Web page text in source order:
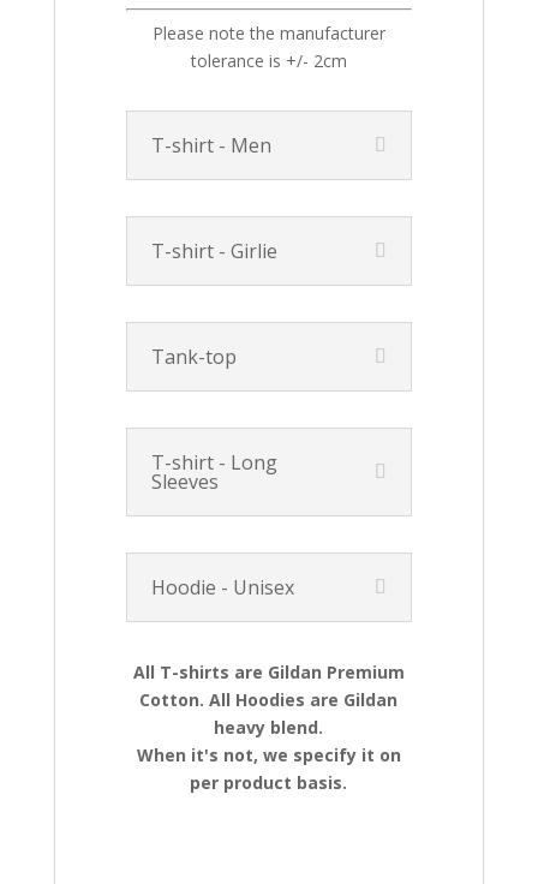
Please note the manufacturer
tolerance is +/- 2cm
T-shirt - Men
T-shirt - Girlie
Tank-top
T-shirt - Long
Sleeves
Hoodie - Unisex
All T-shirts are Gildan Premium
Cotton. All Hoodies are Gildan
heavy blend.
When it's not, we specify it on
per product basis.